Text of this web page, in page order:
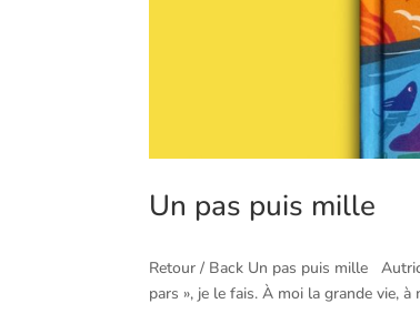
Un pas puis mille
Retour / Back Un pas puis mille
pars », je le fais. À moi la grande vie,